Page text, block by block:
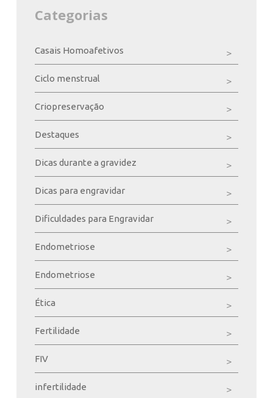
Categorias
Casais Homoafetivos
Ciclo menstrual
Criopreservação
Destaques
Dicas durante a gravidez
Dicas para engravidar
Dificuldades para Engravidar
Endometriose
Endometriose
Ética
Fertilidade
FIV
infertilidade